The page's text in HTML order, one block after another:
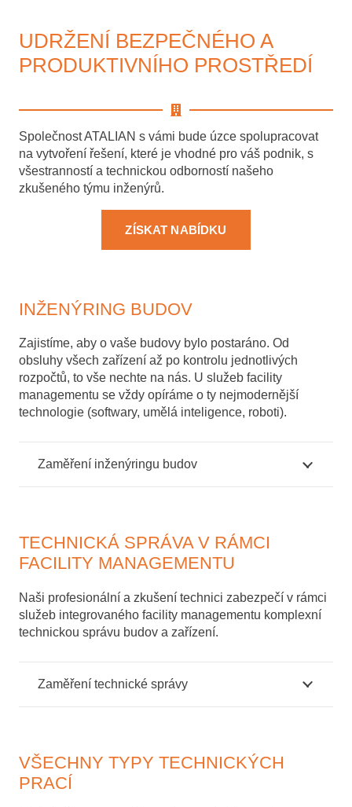
UDRŽENÍ BEZPEČNÉHO A
PRODUKTIVNÍHO PROSTŘEDÍ
Společnost ATALIAN s vámi bude úzce spolupracovat
na vytvoření řešení, které je vhodné pro váš podnik, s
všestranností a technickou odborností našeho
zkušeného týmu inženýrů.
ZÍSKAT NABÍDKU
INŽENÝRING BUDOV
Zajistíme, aby o vaše budovy bylo postaráno. Od
obsluhy všech zařízení až po kontrolu jednotlivých
rozpočtů, to vše nechte na nás. U služeb facility
managementu se vždy opíráme o ty nejmodernější
technologie (softwary, umělá inteligence, roboti).
Zaměření inženýringu budov
TECHNICKÁ SPRÁVA V RÁMCI
FACILITY MANAGEMENTU
Naši profesionální a zkušení technici zabezpečí v rámci
služeb integrovaného facility managementu komplexní
technickou správu budov a zařízení.
Zaměření technické správy
VŠECHNY TYPY TECHNICKÝCH
PRACÍ